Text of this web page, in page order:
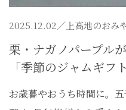
2025.12.02／ 上高地のおみ
栗・ナガノパープル
「季節のジャムギフ
お歳暮やおうち時間に。